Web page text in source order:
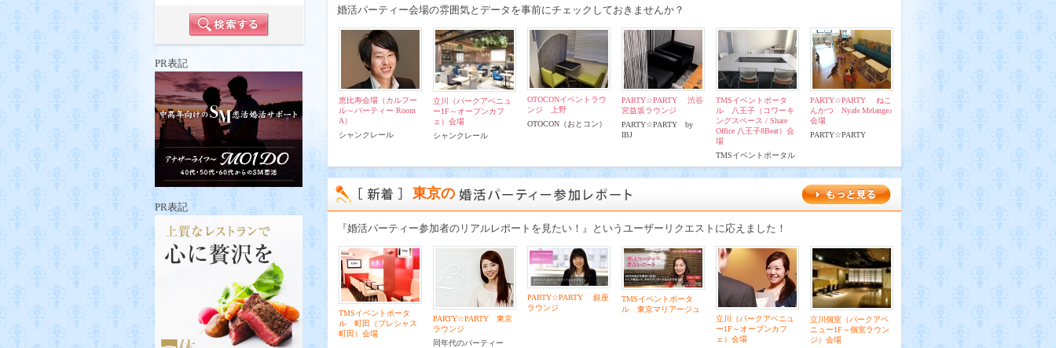
婚活パーティー会場の雰囲気とデータを事前にチェックしておきませんか？
恵比寿会場（カルフー
ル～パーティー Room
A）
シャンクレール
立川（パークアベニュ
ー1F～オープンカフ
ェ）会場
シャンクレール
OTOCONイベントラウ
ンジ 上野
OTOCON（おとコン）
PARTY☆PARTY 渋谷
宮益坂ラウンジ
PARTY☆PARTY by
IBJ
TMSイベントポータ
ル 八王子（コワーキ
ングスペース / Share
Office 八王子8Beat）会
場
TMSイベントポータル
PARTY☆PARTY ねこ
んかつ Nyafe Melange♪
会場
PARTY☆PARTY
東京の
『婚活パーティー参加者のリアルレポートを見たい！』というユーザーリクエストに応えました！
TMSイベントポータ
ル 町田（プレシャス
町田）会場
PARTY☆PARTY 東京
ラウンジ
同年代のパーティー
PARTY☆PARTY 銀座
ラウンジ
TMSイベントポータ
ル 東京マリアージュ
立川（パークアベニュ
ー1F～オープンカフ
ェ）会場
立川個室（パークアベ
ニュー1F～個室ラウン
ジ）会場
PR表記
PR表記